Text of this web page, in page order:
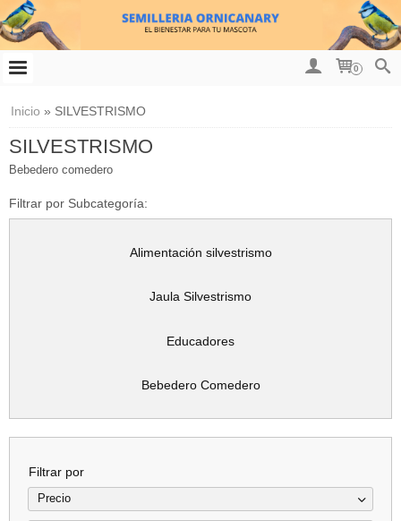
0
Inicio » SILVESTRISMO
SILVESTRISMO
Bebedero comedero
Filtrar por Subcategoría:
Alimentación silvestrismo
Jaula Silvestrismo
Educadores
Bebedero Comedero
Filtrar por
Precio